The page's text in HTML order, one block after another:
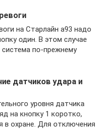
на Старлайн а93 надо
один. В этом случае
система по-прежнему
датчиков удара и
уровня датчика
на кнопку 1 коротко,
в охране. Для отключения